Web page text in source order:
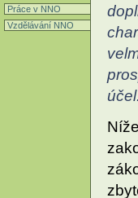
Práce v NNO
Vzdělávání NNO
účel.